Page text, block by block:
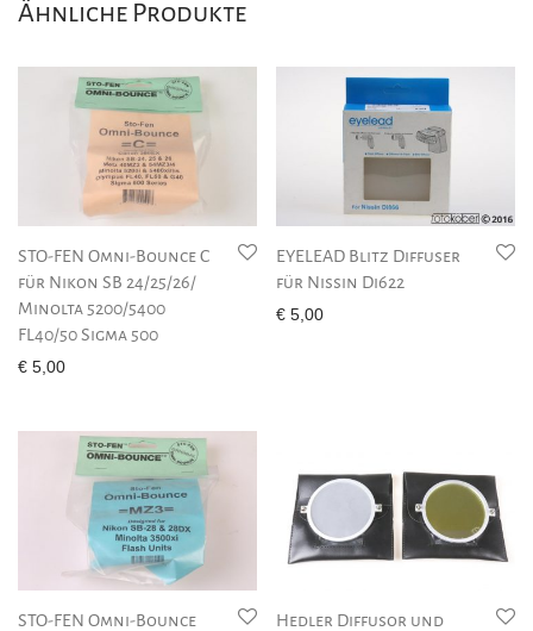
Ähnliche Produkte
STO-FEN Omni-Bounce C
für Nikon SB 24/25/26/
Minolta 5200/5400
FL40/50 Sigma 500
€ 5,00
EYELEAD Blitz Diffuser
für Nissin Di622
€ 5,00
STO-FEN Omni-Bounce
Hedler Diffusor und